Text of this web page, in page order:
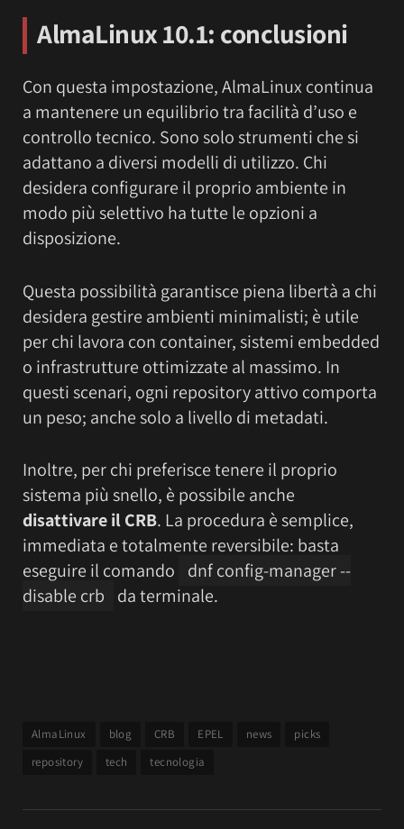
AlmaLinux 10.1: conclusioni
Con questa impostazione, AlmaLinux continua
a mantenere un equilibrio tra facilità d’uso e
controllo tecnico. Sono solo strumenti che si
adattano a diversi modelli di utilizzo. Chi
desidera configurare il proprio ambiente in
modo più selettivo ha tutte le opzioni a
disposizione.
Questa possibilità garantisce piena libertà a chi
desidera gestire ambienti minimalisti; è utile
per chi lavora con container, sistemi embedded
o infrastrutture ottimizzate al massimo. In
questi scenari, ogni repository attivo comporta
un peso; anche solo a livello di metadati.
Inoltre, per chi preferisce tenere il proprio
sistema più snello, è possibile anche
disattivare il CRB. La procedura è semplice,
immediata e totalmente reversibile: basta
eseguire il comando
dnf config-manager --
disable crb
da terminale.
AlmaLinux blog CRB EPEL news
picks
repository
tech tecnologia